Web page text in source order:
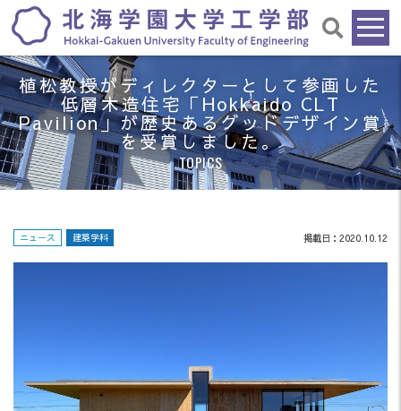
植松教授がディレクターとして参画した
低層木造住宅「Hokkaido CLT
Pavilion」が歴史あるグッドデザイン賞
を受賞しました。
TOPICS
ニュース 建築学科 掲載日：2020.10.12